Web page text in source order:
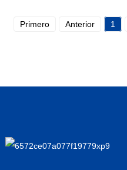
Primero Anterior 1